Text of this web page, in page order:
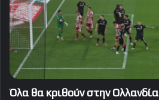
Όλα θα κριθούν στην Ολλανδία